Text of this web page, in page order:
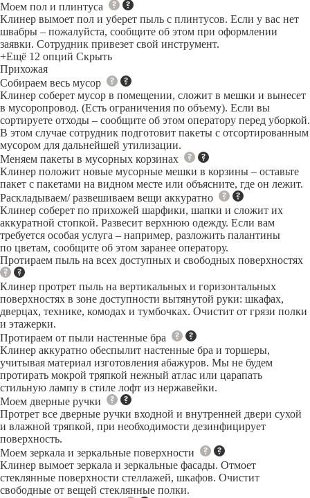
Моем пол и плинтуса
Клинер вымоет пол и уберет пыль с плинтусов. Если у вас нет
швабры – пожалуйста, сообщите об этом при оформлении
заявки. Сотрудник привезет свой инструмент.
+Ещё 12 опций Скрыть
Прихожая
Собираем весь мусор
Клинер соберет мусор в помещении, сложит в мешки и вынесет
в мусоропровод. (Есть ограничения по объему). Если вы
сортируете отходы – сообщите об этом оператору перед уборкой.
В этом случае сотрудник подготовит пакеты с отсортированным
мусором для дальнейшей утилизации.
Меняем пакеты в мусорных корзинах
Клинер положит новые мусорные мешки в корзины – оставьте
пакет с пакетами на видном месте или объясните, где он лежит.
Раскладываем/ развешиваем вещи аккуратно
Клинер соберет по прихожей шарфики, шапки и сложит их
аккуратной стопкой. Развесит верхнюю одежду. Если вам
требуется особая услуга – например, разложить палантины
по цветам, сообщите об этом заранее оператору.
Протираем пыль на всех доступных и свободных поверхностях
Клинер протрет пыль на вертикальных и горизонтальных
поверхностях в зоне доступности вытянутой руки: шкафах,
дверцах, технике, комодах и тумбочках. Очистит от грязи полки
и этажерки.
Протираем от пыли настенные бра
Клинер аккуратно обеспылит настенные бра и торшеры,
учитывая материал изготовления абажуров. Мы не будем
протирать мокрой тряпкой нежный атлас или царапать
стильную лампу в стиле лофт из нержавейки.
Моем дверные ручки
Протрет все дверные ручки входной и внутренней двери сухой
и влажной тряпкой, при необходимости дезинфицирует
поверхность.
Моем зеркала и зеркальные поверхности
Клинер вымоет зеркала и зеркальные фасады. Отмоет
стеклянные поверхности стеллажей, шкафов. Очистит
свободные от вещей стеклянные полки.